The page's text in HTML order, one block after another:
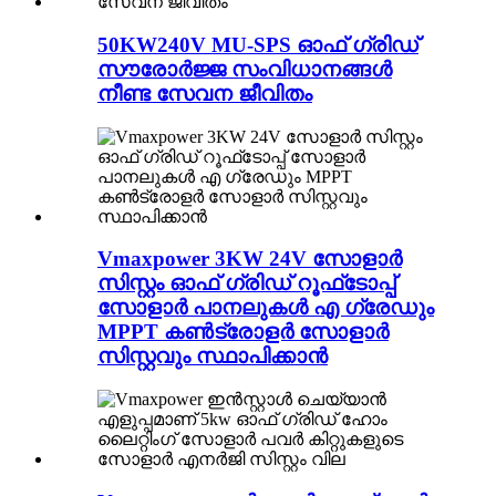
50KW240V MU-SPS ഓഫ് ഗ്രിഡ്
സൗരോർജ്ജ സംവിധാനങ്ങൾ
നീണ്ട സേവന ജീവിതം
Vmaxpower 3KW 24V സോളാർ
സിസ്റ്റം ഓഫ് ഗ്രിഡ് റൂഫ്‌ടോപ്പ്
സോളാർ പാനലുകൾ എ ഗ്രേഡും
MPPT കൺട്രോളർ സോളാർ
സിസ്റ്റവും സ്ഥാപിക്കാൻ